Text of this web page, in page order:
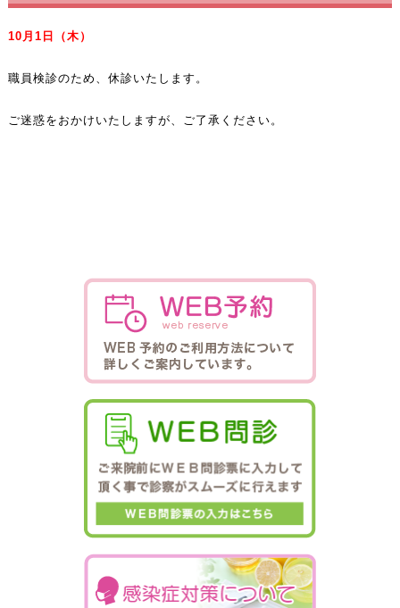
10月1 日（木）
職員検診のため、休診いたします。
ご迷惑をおかけいたしますが、ご了承ください。